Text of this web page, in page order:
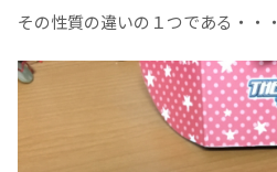
その性質の違いの１つである・・・